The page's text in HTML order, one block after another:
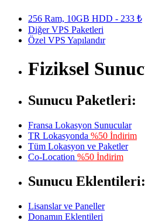
256 Ram, 10GB HDD - 233 ₺
Diğer VPS Paketleri
Özel VPS Yapılandır
Fiziksel
Sunucu Paketleri:
Fransa Lokasyon Sunucular
TR Lokasyonda %50 İndirim
Tüm Lokasyon ve Paketler
Co-Location %50 İndirim
Sunucu Eklentileri:
Lisanslar ve Paneller
Donamın Eklentileri